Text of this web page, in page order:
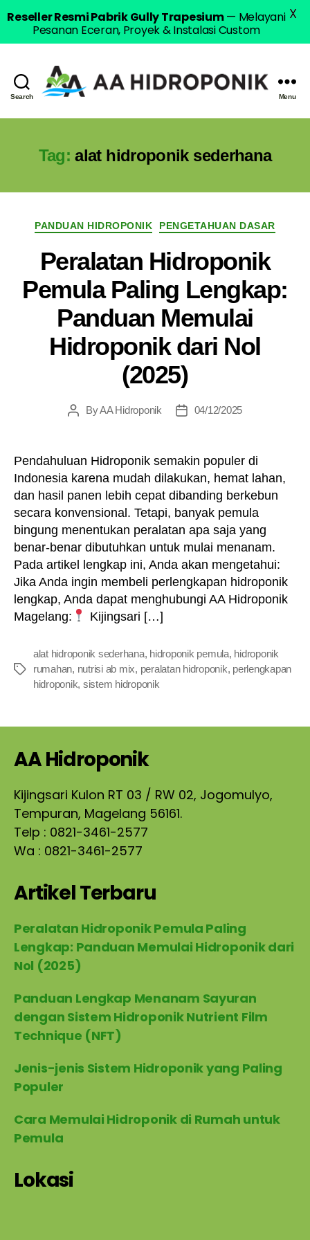
Search
Hidroponik
Menu
Tag: alat hidroponik sederhana
Categories
PANDUAN HIDROPONIK PENGETAHUAN DASAR
Peralatan Hidroponik
Pemula Paling Lengkap:
Panduan Memulai
Hidroponik dari Nol
(2025)
PostByAA Hidroponik
Post04/12/2025
Pendahuluan Hidroponik semakin populer di
Indonesia karena mudah dilakukan, hemat lahan,
dan hasil panen lebih cepat dibanding berkebun
secara konvensional. Tetapi, banyak pemula
bingung menentukan peralatan apa saja yang
benar-benar dibutuhkan untuk mulai menanam.
Pada artikel lengkap ini, Anda akan mengetahui:
Jika Anda ingin membeli perlengkapan hidroponik
lengkap, Anda dapat menghubungi AA Hidroponik
Magelang:
Kijingsari […]
Tags
alat hidroponik sederhana, hidroponik pemula, hidroponik
rumahan, nutrisi ab mix, peralatan hidroponik, perlengkapan
hidroponik, sistem hidroponik
AA Hidroponik
Kijingsari Kulon RT 03 / RW 02, Jogomulyo,
Tempuran, Magelang 56161.
Telp : 0821-3461-2577
Wa : 0821-3461-2577
Artikel Terbaru
Peralatan Hidroponik Pemula Paling
Lengkap: Panduan Memulai Hidroponik dari
Nol (2025)
Panduan Lengkap Menanam Sayuran
dengan Sistem Hidroponik Nutrient Film
Technique (NFT)
Jenis-jenis Sistem Hidroponik yang Paling
Populer
Cara Memulai Hidroponik di Rumah untuk
Pemula
Lokasi
Reseller Resmi Pabrik Gully Trapesium— Melayani
Pesanan Eceran, Proyek & Instalasi Custom
X